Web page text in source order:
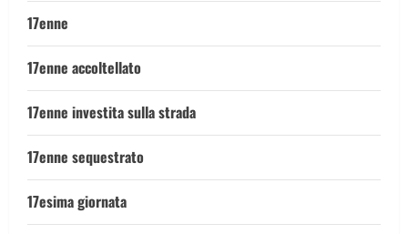
17enne
17enne accoltellato
17enne investita sulla strada
17enne sequestrato
17esima giornata